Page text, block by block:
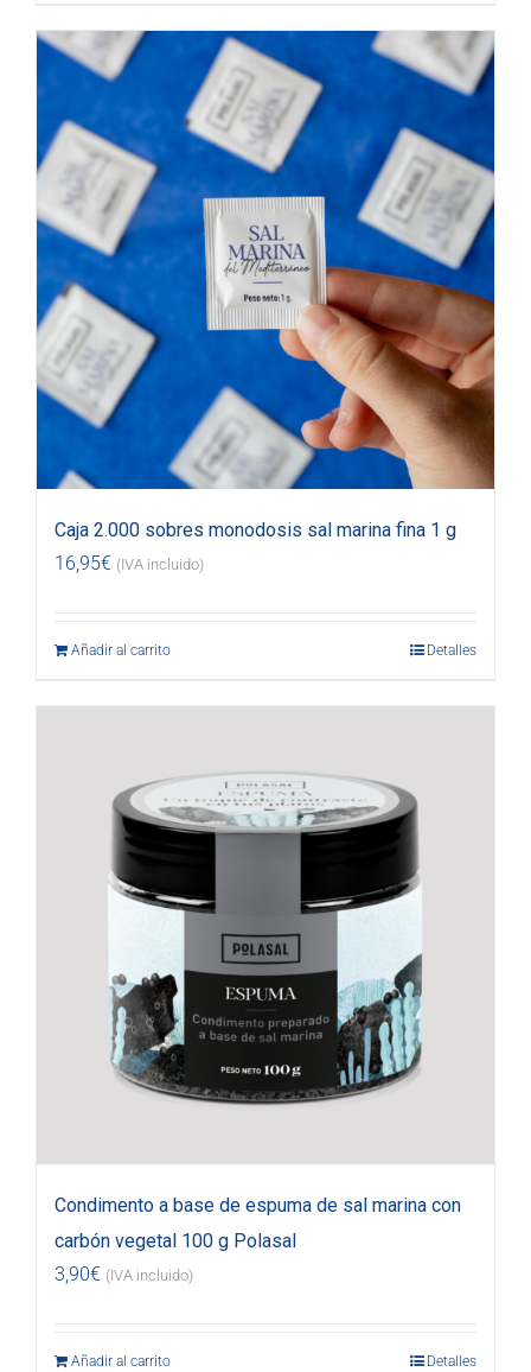
Caja 2.000 sobres monodosis sal marina fina 1 g
16,95€ (IVA incluido)
Añadir al carrito Detalles
Condimento a base de espuma de sal marina con
carbón vegetal 100 g Polasal
3,90€ (IVA incluido)
Añadir al carrito Detalles